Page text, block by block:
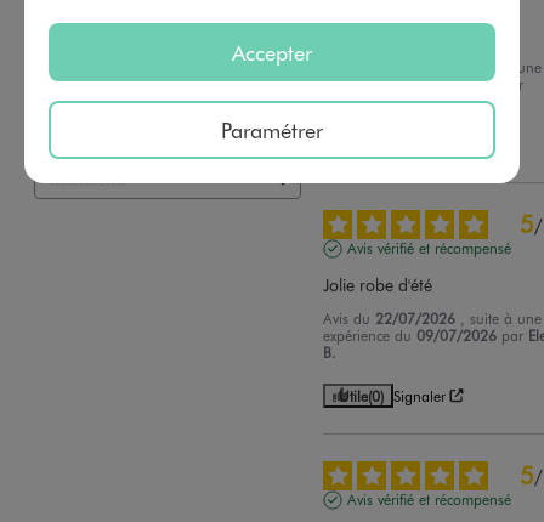
1
Trier les avis
, suite à une
expérience du11/07/2026
par
Geraldine M.
5/
Avis vérifié et récompensé
Jolie robe d'été
Avis du 22/07/2026
, suite à une
expérience du09/07/2026 par
B.
Utile(0) Signaler
5/
Avis vérifié et récompensé
Accepter
Paramétrer